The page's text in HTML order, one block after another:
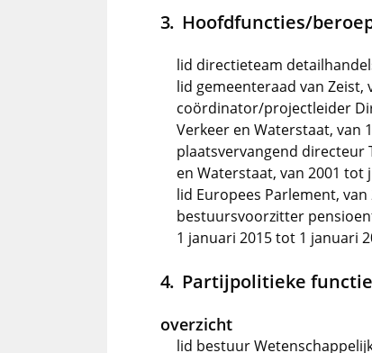
Hoofdfuncties/
lid directieteam
lid gemeenteraad van Zeist,
coördinator/projectleider
Verkeer en Waterstaat, van
plaatsvervangend
en Waterstaat, van 2001 tot
lid Europees Parlement,
bestuursvoorzitter
1 januari 2015 tot 1 januari
Partijpolitieke
overzicht
lid bestuur